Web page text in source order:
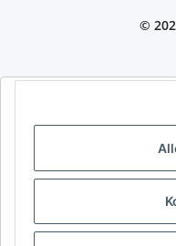
©
DE AT
FR IT